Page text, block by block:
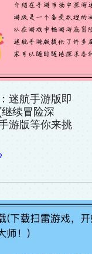
迷航手游版即
续冒险深
游版等你来挑